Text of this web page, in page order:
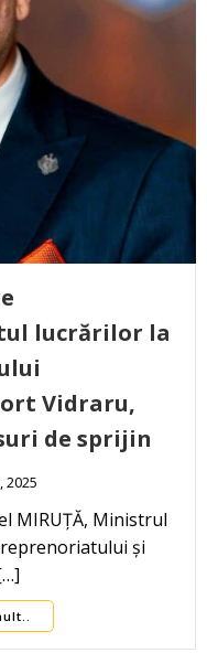
lucrărilor la
Vidraru,
de sprijin
2025
MIRUȚĂ, Ministrul
și